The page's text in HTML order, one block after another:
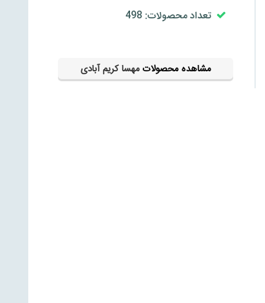
تعداد محصولات: 498
مشاهده محصولاتمهسا کریم آبادی